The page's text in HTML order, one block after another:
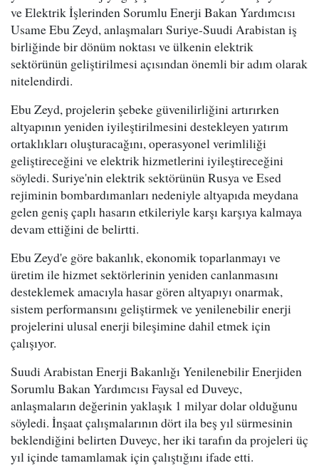
ve Elektrik İşlerinden Sorumlu Enerji Bakan Yardımcısı
Usame Ebu Zeyd, anlaşmaları Suriye-Suudi Arabistan iş
birliğinde bir dönüm noktası ve ülkenin elektrik
sektörünün geliştirilmesi açısından önemli bir adım olarak
nitelendirdi.
Ebu Zeyd, projelerin şebeke güvenilirliğini artırırken
altyapının yeniden iyileştirilmesini destekleyen yatırım
ortaklıkları oluşturacağını, operasyonel verimliliği
geliştireceğini ve elektrik hizmetlerini iyileştireceğini
söyledi. Suriye'nin elektrik sektörünün Rusya ve Esed
rejiminin bombardımanları nedeniyle altyapıda meydana
gelen geniş çaplı hasarın etkileriyle karşı karşıya kalmaya
devam ettiğini de belirtti.
Ebu Zeyd'e göre bakanlık, ekonomik toparlanmayı ve
üretim ile hizmet sektörlerinin yeniden canlanmasını
desteklemek amacıyla hasar gören altyapıyı onarmak,
sistem performansını geliştirmek ve yenilenebilir enerji
projelerini ulusal enerji bileşimine dahil etmek için
çalışıyor.
Suudi Arabistan Enerji Bakanlığı Yenilenebilir Enerjiden
Sorumlu Bakan Yardımcısı Faysal ed Duveyc,
anlaşmaların değerinin yaklaşık 1 milyar dolar olduğunu
söyledi. İnşaat çalışmalarının dört ila beş yıl sürmesinin
beklendiğini belirten Duveyc, her iki tarafın da projeleri üç
yıl içinde tamamlamak için çalıştığını ifade etti.